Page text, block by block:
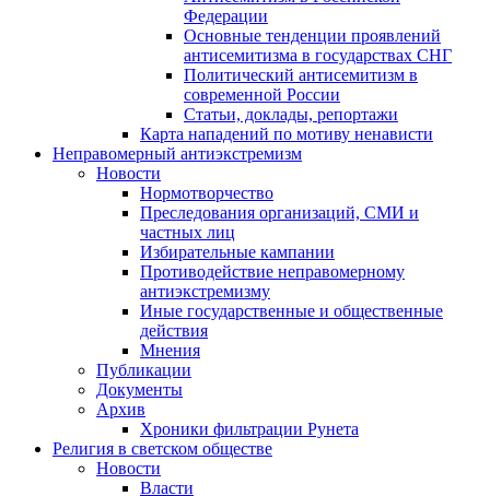
Федерации
Основные тенденции проявлений
антисемитизма в государствах СНГ
Политический антисемитизм в
современной России
Статьи, доклады, репортажи
Карта нападений по мотиву ненависти
Неправомерный антиэкстремизм
Новости
Нормотворчество
Преследования организаций, СМИ и
частных лиц
Избирательные кампании
Противодействие неправомерному
антиэкстремизму
Иные государственные и общественные
действия
Мнения
Публикации
Документы
Архив
Хроники фильтрации Рунета
Религия в светском обществе
Новости
Власти